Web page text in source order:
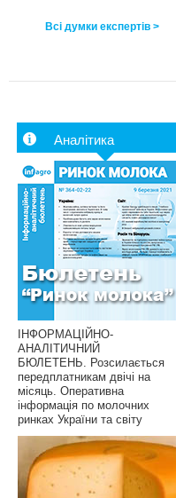
Всі думки експертів >
Аналітика
ІНФОРМАЦІЙНО-
АНАЛІТИЧНИЙ
БЮЛЕТЕНЬ. Розсилається
передплатникам двічі на
місяць. Оперативна
інформація по молочних
ринках України та світу